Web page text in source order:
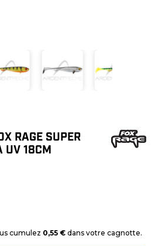
RAGE SUPER
UV 18CM
cumulez 0,55 € dans votre cagnotte.